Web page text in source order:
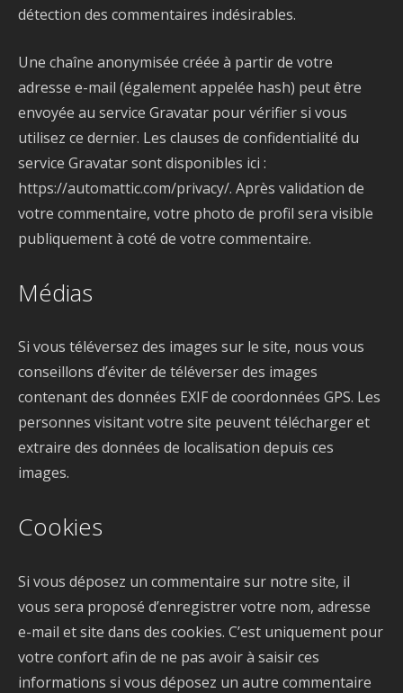
détection des commentaires indésirables.
Une chaîne anonymisée créée à partir de votre
adresse e-mail (également appelée hash) peut être
envoyée au service Gravatar pour vérifier si vous
utilisez ce dernier. Les clauses de confidentialité du
service Gravatar sont disponibles ici :
https://automattic.com/privacy/. Après validation de
votre commentaire, votre photo de profil sera visible
publiquement à coté de votre commentaire.
Médias
Si vous téléversez des images sur le site, nous vous
conseillons d’éviter de téléverser des images
contenant des données EXIF de coordonnées GPS. Les
personnes visitant votre site peuvent télécharger et
extraire des données de localisation depuis ces
images.
Cookies
Si vous déposez un commentaire sur notre site, il
vous sera proposé d’enregistrer votre nom, adresse
e-mail et site dans des cookies. C’est uniquement pour
votre confort afin de ne pas avoir à saisir ces
informations si vous déposez un autre commentaire